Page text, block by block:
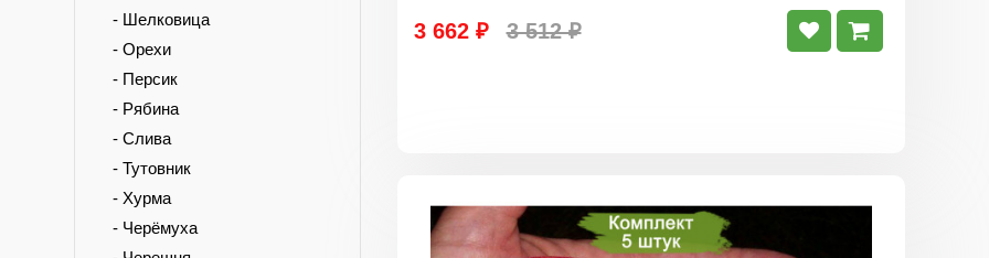
- Шелковица
- Орехи
- Персик
- Рябина
- Слива
- Тутовник
- Хурма
- Черёмуха
3 662 ₽ 3 512 ₽